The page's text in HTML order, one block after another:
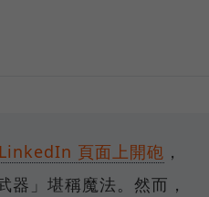
頁面上開砲 ，
」堪稱魔法。然而，